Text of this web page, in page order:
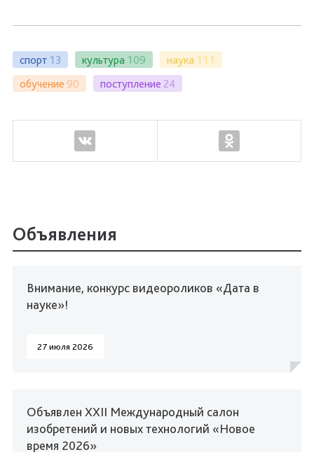
спорт 13 культура 109 наука 111
обучение 90 поступление 24
Объявления
Внимание, конкурс видеороликов «Дата в
науке»!
27 июля 2026
Объявлен XXII Международный салон
изобретений и новых технологий «Новое
время 2026»